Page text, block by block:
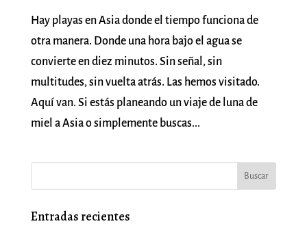
Hay playas en Asia donde el tiempo funciona de
otra manera. Donde una hora bajo el agua se
convierte en diez minutos. Sin señal, sin
multitudes, sin vuelta atrás. Las hemos visitado.
Aquí van. Si estás planeando un viaje de luna de
miel a Asia o simplemente buscas...
Entradas recientes